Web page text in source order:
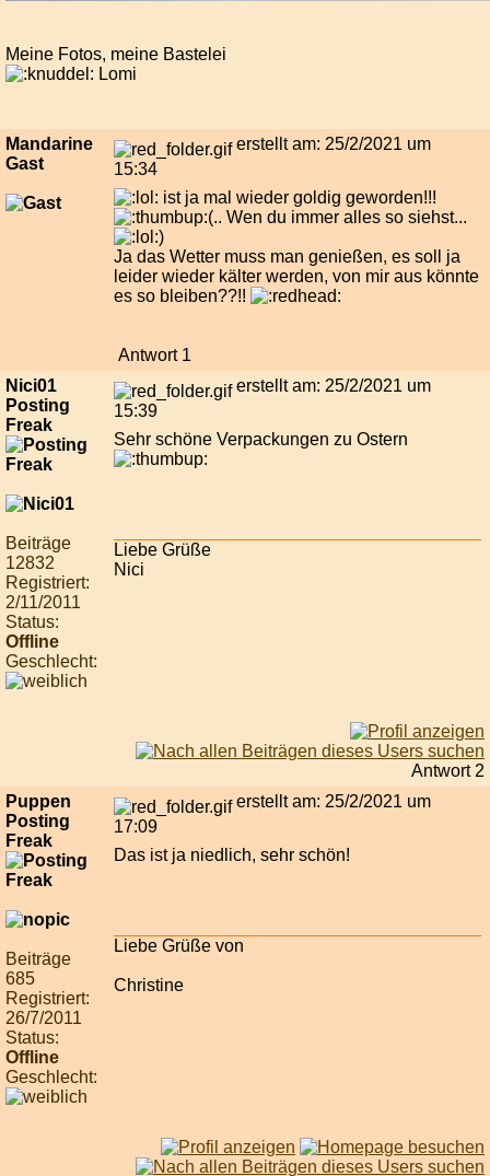
Meine Fotos, meine Bastelei
Lomi
Mandarine
Gast
erstellt am: 25/2/2021 um
15:34
ist ja mal wieder goldig geworden!!!
(.. Wen du immer alles so siehst...
)
Ja das Wetter muss man genießen, es soll ja
leider wieder kälter werden, von mir aus könnte
es so bleiben??!!
Antwort 1
Nici01
Posting
Freak
Beiträge
12832
Registriert:
2/11/2011
Status:
Offline
Geschlecht:
erstellt am: 25/2/2021 um
15:39
Sehr schöne Verpackungen zu Ostern
Liebe Grüße
Nici
Antwort 2
Puppen
Posting
Freak
Beiträge
685
Registriert:
26/7/2011
Status:
Offline
Geschlecht:
erstellt am: 25/2/2021 um
17:09
Das ist ja niedlich, sehr schön!
Liebe Grüße von
Christine